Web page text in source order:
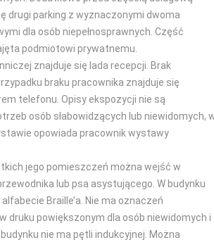
drugi parking z wyznaczonymi dwoma
dla osób niepełnosprawnych. Część
podmiotowi prywatnemu.
znajduje się lada recepcji. Brak
braku pracownika znajduje się
telefonu. Opisy ekspozycji nie są
osób słabowidzących lub niewidomych,
opowiada pracownik wystawy
jego pomieszczeń można wejść w
lub psa asystującego. W budynku
Braille’a. Nie ma oznaczeń
druku powiększonym dla osób niewidomych i
nie ma pętli indukcyjnej. Można